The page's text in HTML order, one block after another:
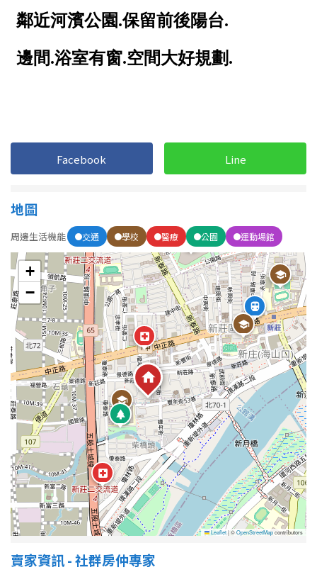
台東縣
1樓 2樓
5~10樓 11~20樓
21樓以上
格局
不拘
1房
2房 3房
4房 5房以上
屋齡
不拘
5 年以下
5-10 年 10-20 年
20-30 年 30-40 年
40 年以上
Facebook Line
地圖
周邊生活機能 交通 學校 醫療 公園 運動場館
+
−
Leaflet|©OpenStreetMapcontributors
賣家資訊 - 社群房仲專家